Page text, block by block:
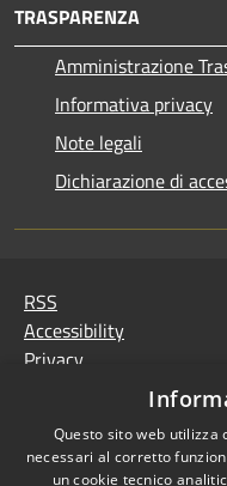
TRASPARENZA
Amministrazione
Informativa privacy
Note legali
Dichiarazione di
RSS
Accessibility
Privacy
Questo sito web
necessari al corretto
un cookie tecnico